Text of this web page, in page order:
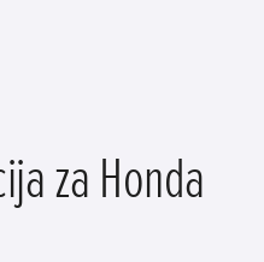
za Honda